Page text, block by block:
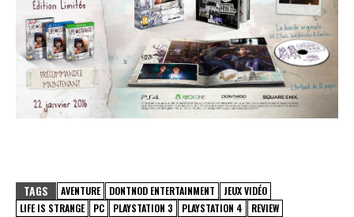
TAGS AVENTURE DONTNOD ENTERTAINMENT
JEUX VIDÉO
LIFE IS STRANGE
PC PLAYSTATION 3 PLAYSTATION 4
REVIEW